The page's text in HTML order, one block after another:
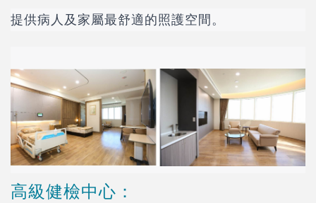
提供病人及家屬最舒適的照護空間。
高級健檢中心：